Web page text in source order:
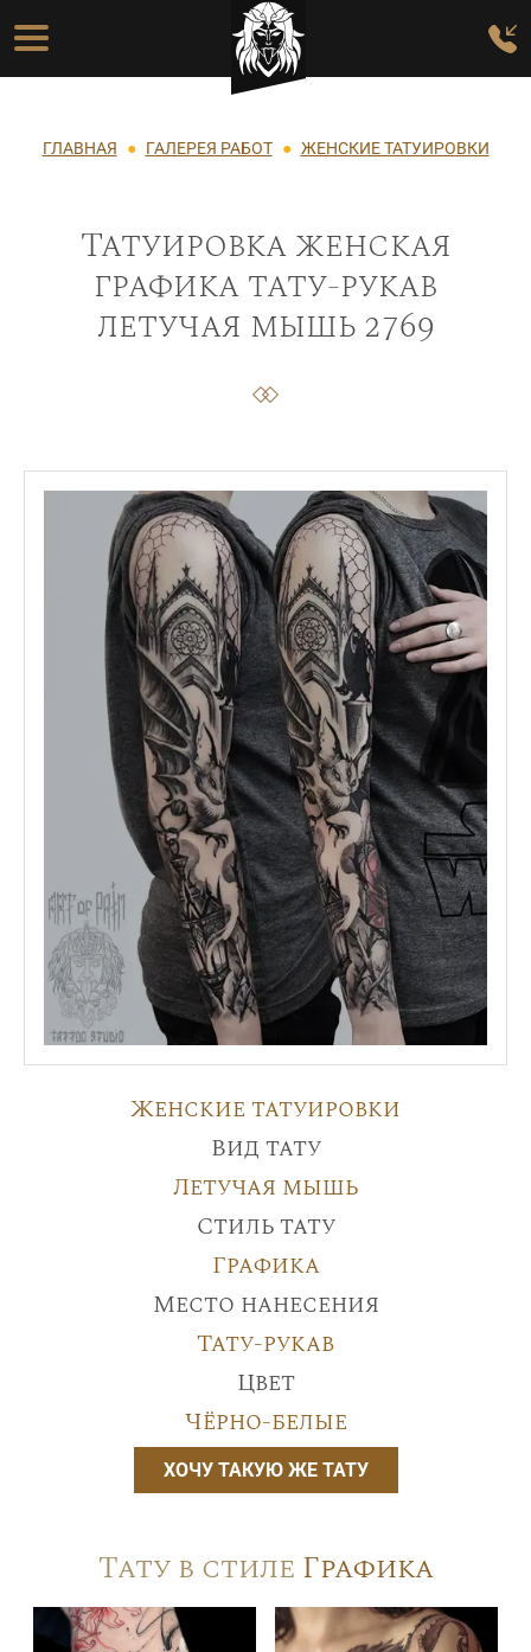
Перейти к основному содержанию
Основная навигация
Строка навигации
ГЛАВНАЯ ГАЛЕРЕЯ РАБОТ ЖЕНСКИЕ ТАТУИРОВКИ
Татуировка женская
графика тату-рукав
летучая мышь 2769
Женские татуировки
Вид тату
Летучая мышь
Стиль тату
Графика
Место нанесения
Тату-рукав
Цвет
Чёрно-белые
ХОЧУ ТАКУЮ ЖЕ ТАТУ
Тату в стиле Графика